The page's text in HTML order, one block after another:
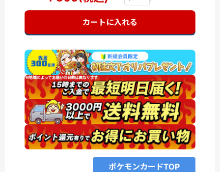
カートに入れる
ポケモンカードTOP